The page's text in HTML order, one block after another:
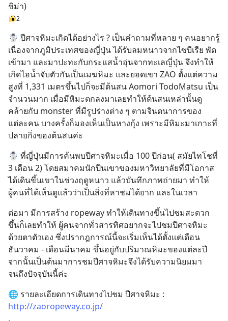
ชิม่า)
2
☃️ ปีศาจหิมะเกิดได้อย่างไร ? เป็นคำถามที่หลาย ๆ คนอยากรู้
เนื่องจากภูมิประเทศของญี่ปุ่น ได้รับลมหนาวจากไซบีเรีย พัด
เข้ามา และมาปะทะกับกระแสน้ำอุ่นจากทะเลญี่ปุ่น จึงทำให้
เกิดไอน้ำจับตัวกันเป็นเมฆหิมะ และยอดเขา ZAO ตั้งแต่ความ
สูงที่ 1,331 เมตรขึ้นไปก็จะมีต้นสน Aomori TodoMatsu เป็น
จำนวนมาก เมื่อมีหิมะตกลงมาเลยทำให้ต้นสนเหล่านั้นดู
คล้ายกับ monster ที่มีรูปร่างต่าง ๆ ตามจินตนาการของ
แต่ละคน บางครั้งก็มองเห็นเป็นหางกุ้ง เพราะมีหิมะมาเกาะที่
ปลายกิ่งของต้นสนค่ะ
☃️ ที่ญี่ปุ่นมีการค้นพบปีศาจหิมะเมื่อ 100 ปีก่อน( สมัยไทโชที่
3 เดือน 2) โดยสมาคมนักปีนเขาของมหาวิทยาลัยที่มีโอกาส
ได้เดินขึ้นเขาในช่วงฤดูหนาว แล้วบันทึกภาพถ่ายมา ทำให้
ผู้คนที่ได้เห็นดูแล้วว่าเป็นสิ่งที่หาชมได้ยาก และในเวลา
ต่อมา มีการสร้าง ropeway ทำให้เดินทางขึ้นไปชมสะดวก
ขึ้นก็เลยทำให้ ผู้คนจากทั่วสารทิศอยากจะไปชมปีศาจหิมะ
ด้วยตาตัวเอง ซึ่งปรากฎการณ์นี้จะเริ่มเห็นได้ตั้งแต่เดือน
ธันวาคม - เดือนมีนาคม ขึ้นอยู่กับปริมาณหิมะของแต่ละปี
จากนั้นเป็นต้นมาการชมปีศาจหิมะจึงได้รับความนิยมมา
จนถึงปัจจุบันนี้ค่ะ
http://zaoropeway.co.jp/
.